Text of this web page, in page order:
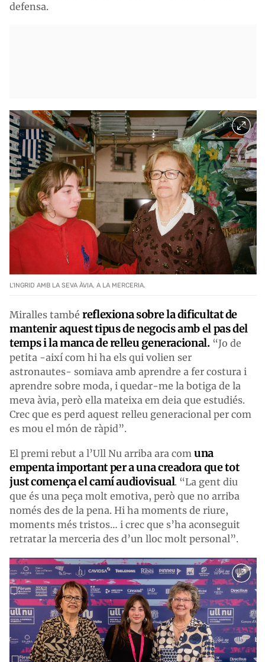
defensa.
L'INGRID AMB LA SEVA ÀVIA, A LA MERCERIA.
Miralles també reflexiona sobre la dificultat de
mantenir aquest tipus de negocis amb el pas del
temps i la manca de relleu generacional.“Jo de
petita -així com hi ha els qui volien ser
astronautes- somiava amb aprendre a fer costura i
aprendre sobre moda, i quedar-me la botiga de la
meva àvia, però ella mateixa em deia que estudiés.
Crec que es perd aquest relleu generacional per com
es mou el món de ràpid”.
El premi rebut a l’Ull Nu arriba ara com una
empenta important per a una creadora que tot
just comença el camí audiovisual. “La gent diu
que és una peça molt emotiva, però que no arriba
només des de la pena. Hi ha moments de riure,
moments més tristos… i crec que s’ha aconseguit
retratar la merceria des d’un lloc molt personal”.